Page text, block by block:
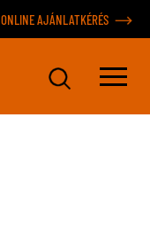
ONLINE AJÁNLATKÉRÉS